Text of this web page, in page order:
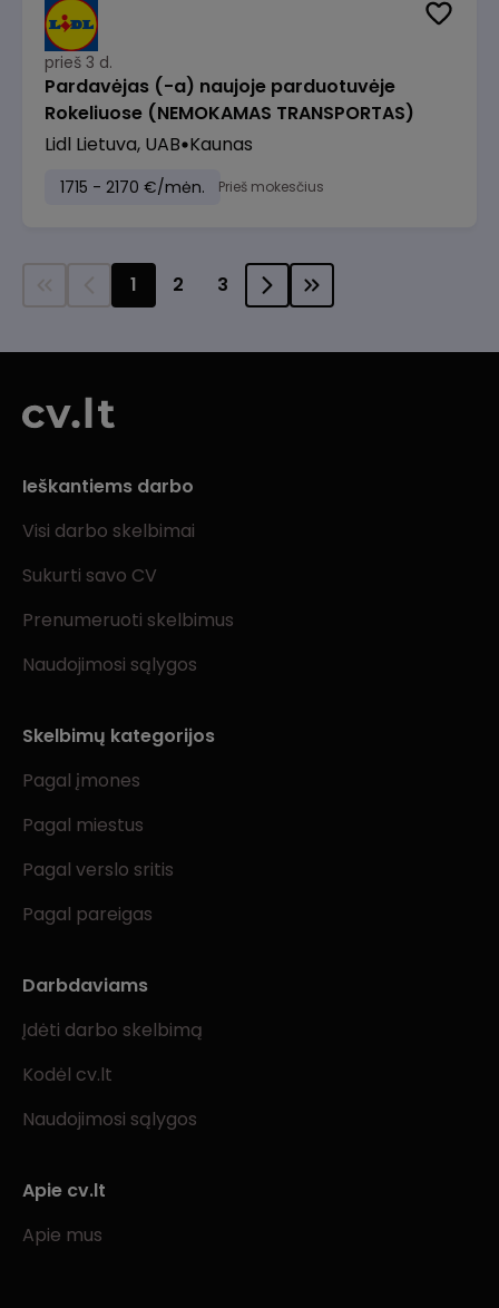
prieš 3 d.
Pardavėjas (-a) naujoje parduotuvėje
Rokeliuose (NEMOKAMAS TRANSPORTAS)
Lidl Lietuva, UAB Kaunas
1715 - 2170 €/mėn. Prieš mokesčius
1 2 3
Ieškantiems darbo
Visi darbo skelbimai
Sukurti savo CV
Prenumeruoti skelbimus
Naudojimosi sąlygos
Skelbimų kategorijos
Pagal įmones
Pagal miestus
Pagal verslo sritis
Pagal pareigas
Darbdaviams
Įdėti darbo skelbimą
Kodėl cv.lt
Naudojimosi sąlygos
Apie cv.lt
Apie mus